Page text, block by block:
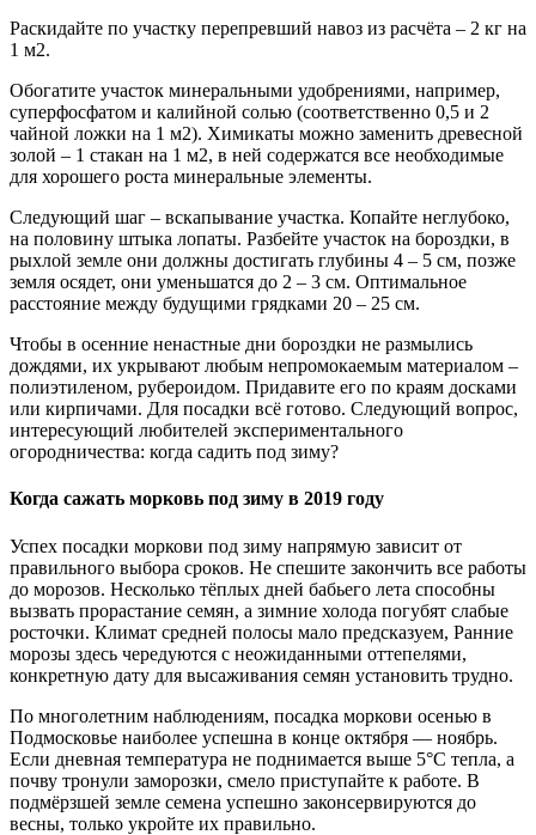
Раскидайте по участку перепревший навоз из расчёта – 2 кг на
1 м2.
Обогатите участок минеральными удобрениями, например,
суперфосфатом и калийной солью (соответственно 0,5 и 2
чайной ложки на 1 м2). Химикаты можно заменить древесной
золой – 1 стакан на 1 м2, в ней содержатся все необходимые
для хорошего роста минеральные элементы.
Следующий шаг – вскапывание участка. Копайте неглубоко,
на половину штыка лопаты. Разбейте участок на бороздки, в
рыхлой земле они должны достигать глубины 4 – 5 см, позже
земля осядет, они уменьшатся до 2 – 3 см. Оптимальное
расстояние между будущими грядками 20 – 25 см.
Чтобы в осенние ненастные дни бороздки не размылись
дождями, их укрывают любым непромокаемым материалом –
полиэтиленом, рубероидом. Придавите его по краям досками
или кирпичами. Для посадки всё готово. Следующий вопрос,
интересующий любителей экспериментального
огородничества: когда садить под зиму?
Когда сажать морковь под зиму в 2019 году
Успех посадки моркови под зиму напрямую зависит от
правильного выбора сроков. Не спешите закончить все работы
до морозов. Несколько тёплых дней бабьего лета способны
вызвать прорастание семян, а зимние холода погубят слабые
росточки. Климат средней полосы мало предсказуем, Ранние
морозы здесь чередуются с неожиданными оттепелями,
конкретную дату для высаживания семян установить трудно.
По многолетним наблюдениям, посадка моркови осенью в
Подмосковье наиболее успешна в конце октября — ноябрь.
Если дневная температура не поднимается выше 5°С тепла, а
почву тронули заморозки, смело приступайте к работе. В
подмёрзшей земле семена успешно законсервируются до
весны, только укройте их правильно.